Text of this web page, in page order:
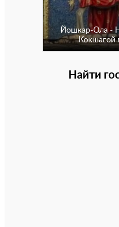
Йошкар-Ола -
Кокшагой
Найти